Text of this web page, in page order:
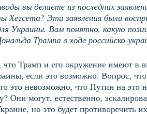
вы делаете из последних
Хегсета? Эти заявления были
Украины. Вам понятно, какую
Трампа в ходе российско-
Трамп и его окружение имеют в
если это возможно. Вопрос,
это невозможно, что Путин на это
Они могут, естественно,
но это будет противоречить